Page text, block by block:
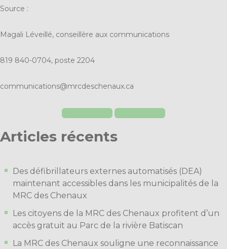
Source :
Magali Léveillé, conseillère aux communications
819 840-0704, poste 2204
communications@mrcdeschenaux.ca
Articles récents
Des défibrillateurs externes automatisés (DEA)
maintenant accessibles dans les municipalités de la
MRC des Chenaux
Les citoyens de la MRC des Chenaux profitent d’un
accès gratuit au Parc de la rivière Batiscan
La MRC des Chenaux souligne une reconnaissance